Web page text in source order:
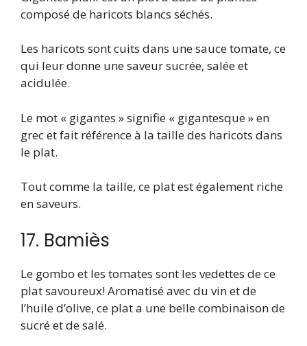
composé de haricots blancs séchés.
Les haricots sont cuits dans une sauce tomate, ce
qui leur donne une saveur sucrée, salée et
acidulée.
Le mot « gigantes » signifie « gigantesque » en
grec et fait référence à la taille des haricots dans
le plat.
Tout comme la taille, ce plat est également riche
en saveurs.
17. Bamiès
Le gombo et les tomates sont les vedettes de ce
plat savoureux! Aromatisé avec du vin et de
l’huile d’olive, ce plat a une belle combinaison de
sucré et de salé.